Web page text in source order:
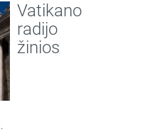
Vatikano
radijo
žinios